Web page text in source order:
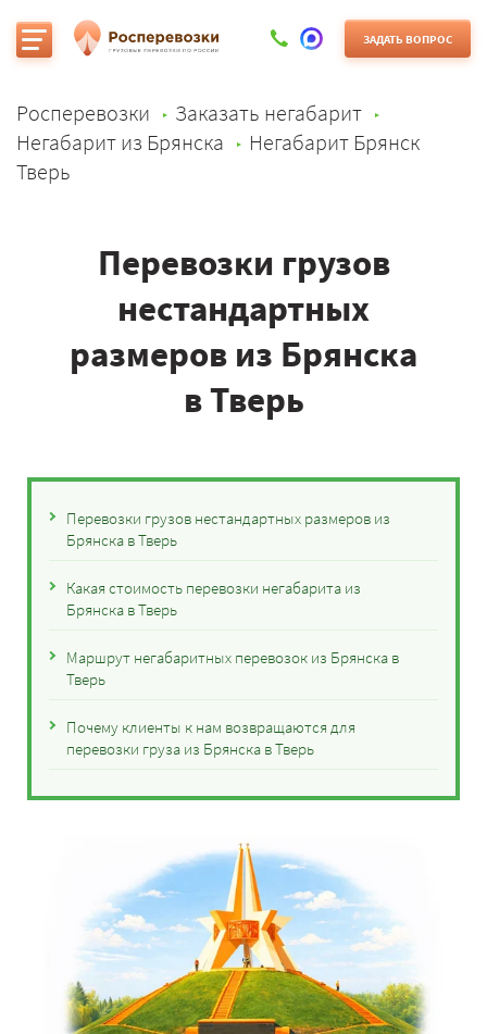
ЗАДАТЬ ВОПРОС
Росперевозки
Заказать негабарит
Негабарит из Брянска
Негабарит Брянск
Тверь
Перевозки грузов
нестандартных
размеров из Брянска
в Тверь
Перевозки грузов нестандартных размеров из
Брянска в Тверь
Какая стоимость перевозки негабарита из
Брянска в Тверь
Маршрут негабаритных перевозок из Брянска в
Тверь
Почему клиенты к нам возвращаются для
перевозки груза из Брянска в Тверь